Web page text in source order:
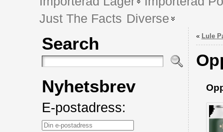
Just The Facts Diverse
Search
Nyhetsbrev
E-postadress:
« Lule